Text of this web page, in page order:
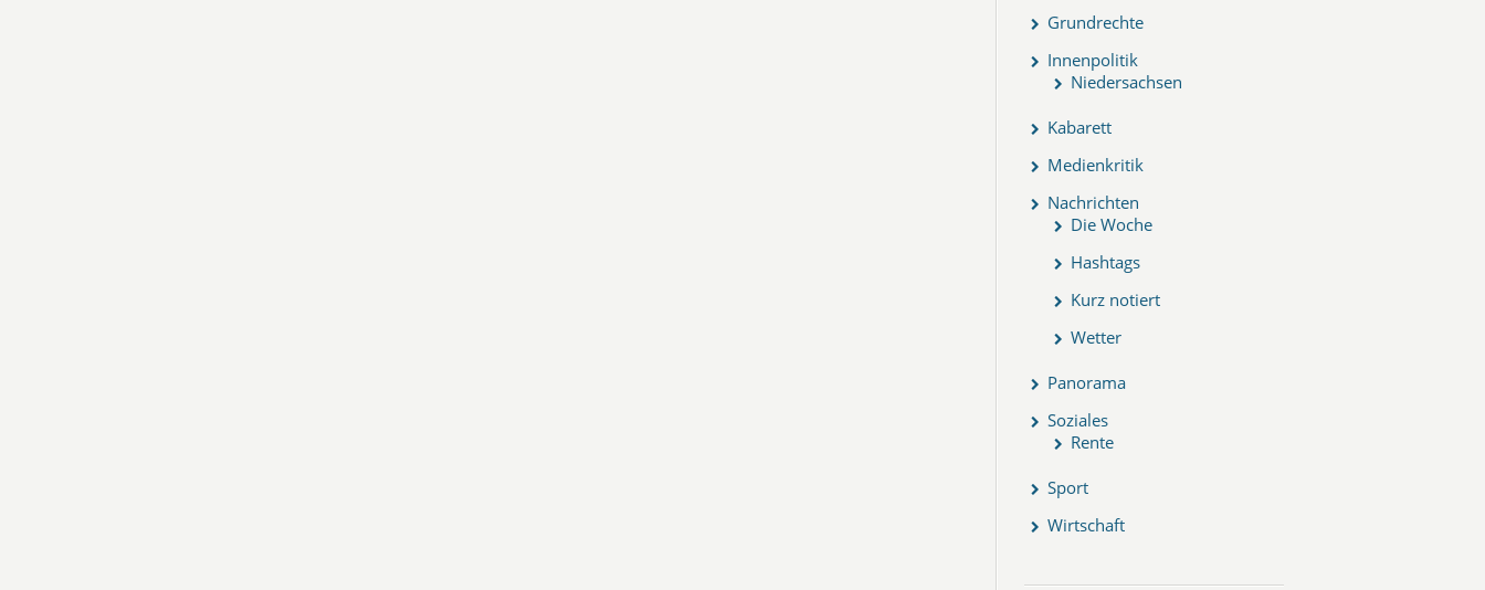
Grundrechte
Innenpolitik
Niedersachsen
Kabarett
Medienkritik
Nachrichten
Die Woche
Hashtags
Kurz notiert
Wetter
Panorama
Soziales
Rente
Sport
Wirtschaft